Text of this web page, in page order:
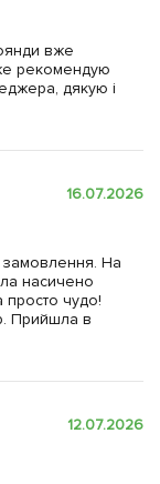
вже
рекомендую
дякую і
16.07.2026
На
насичено
просто чудо!
Прийшла в
12.07.2026